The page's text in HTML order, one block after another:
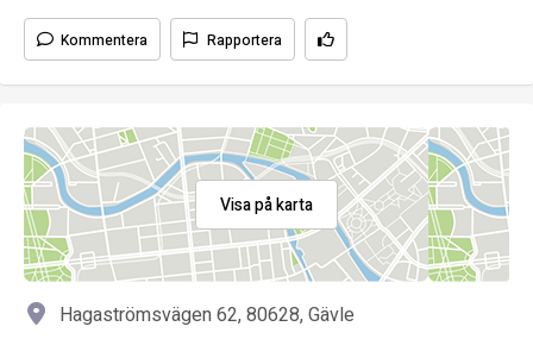
Kommentera Rapportera
Visa på karta
Hagaströmsvägen 62, 80628, Gävle